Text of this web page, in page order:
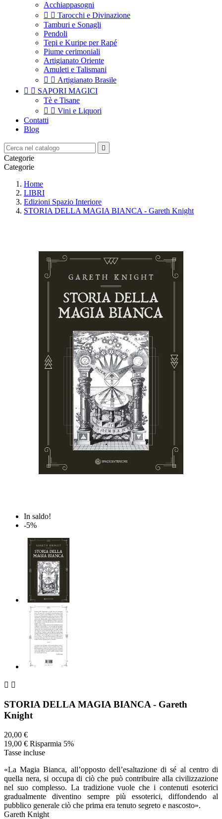
Acchiappasogni
  Tarocchi e Divinazione
Tamburi e Sonagli
Pendoli
Tepi e Kuripe per Rapé
Piume cerimoniali
Artigianato Oriente
Amuleti e Talismani
  Artigianato Brasile
  SAPORI MAGICI
Tè e Tisane
  Vini e Liquori
Contatti
Blog

Categorie
Categorie
Home
LIBRI
Edizioni Spazio Interiore
STORIA DELLA MAGIA BIANCA - Gareth Knight
In saldo!
-5%
 
STORIA DELLA MAGIA BIANCA - Gareth
Knight
20,00 €
19,00 € Risparmia 5%
Tasse incluse
«La Magia Bianca, all’opposto dell’esaltazione di sé al centro di
quella nera, si occupa di ciò che può contribuire alla civilizzazione
nel suo complesso. La tradizione vuole che i contenuti esoterici
gradualmente diventino sempre più essoterici, diffondendo al
pubblico generale ciò che prima era tenuto segreto e nascosto».
Gareth Knight